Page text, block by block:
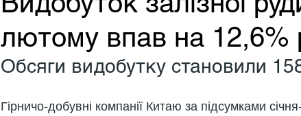
лютому впав на 12,6%
Обсяги видобутку становили
Гірничо-добувні компанії Китаю за підсумками